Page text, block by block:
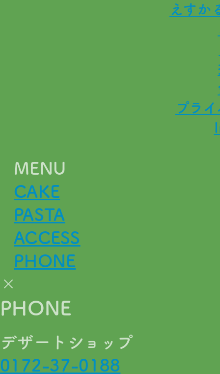
えすか
プラ
MENU
CAKE
PASTA
ACCESS
PHONE
×
PHONE
デザートショップ
0172-37-0188